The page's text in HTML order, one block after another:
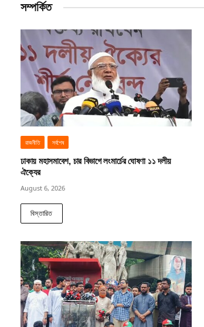
সম্পর্কিত
রাজনীতি সর্বশেষ
ঢাকায় মহাসমাবেশ, চার বিভাগে লংমার্চের ঘোষণা ১১ দলীয়
ঐক্যের
August 6, 2026
বিস্তারিত